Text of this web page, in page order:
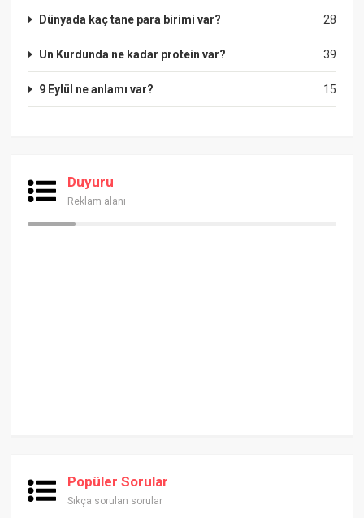
28
Dünyada kaç tane para birimi var?
39
Un Kurdunda ne kadar protein var?
15
9 Eylül ne anlamı var?
Duyuru
Reklam alanı
Popüler Sorular
Sıkça sorulan sorular